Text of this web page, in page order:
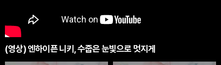
(영상) 엔하이픈 니키, 수줍은 눈빛으로 멋지게